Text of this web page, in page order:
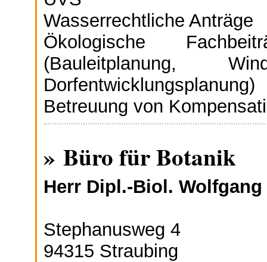
Wasserrechtliche Anträge
Ökologische
(Bauleitplanung,
Dorfentwicklungsplanung)
Betreuung von
» Büro für Botanik
Herr Dipl.-Biol.
Stephanusweg 4
94315 Straubing